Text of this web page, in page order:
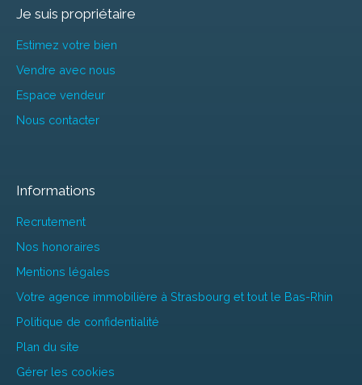
Je suis propriétaire
Estimez votre bien
Vendre avec nous
Espace vendeur
Nous contacter
Informations
Recrutement
Nos honoraires
Mentions légales
Votre agence immobilière à Strasbourg et tout le Bas-Rhin
Politique de confidentialité
Plan du site
Gérer les cookies